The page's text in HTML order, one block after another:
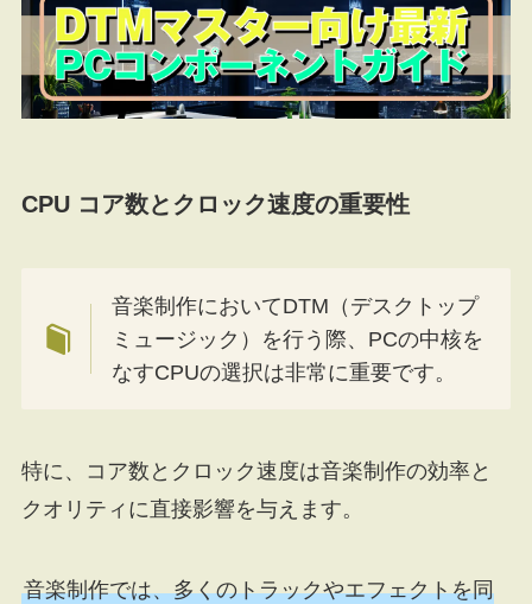
CPU コア数とクロック速度の重要性
音楽制作においてDTM（デスクトップ
ミュージック）を行う際、PCの中核を
なすCPUの選択は非常に重要です。
特に、コア数とクロック速度は音楽制作の効率と
クオリティに直接影響を与えます。
音楽制作では、多くのトラックやエフェクトを同